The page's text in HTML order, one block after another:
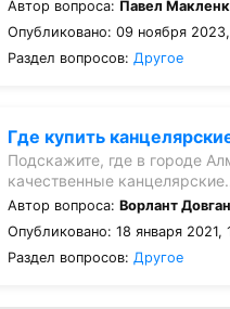
Автор вопроса: Павел
Опубликовано: 09 ноября
Раздел вопросов: Другое
Где купить
Подскажите, где в городе
качественные
Автор вопроса:Ворлант
Опубликовано: 18 января 2021,
Раздел вопросов: Другое